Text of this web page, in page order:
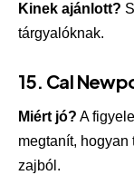
Kinek ajánlott?
tárgyalóknak.
15. Cal
Miért jó? A
megtanít,
zajból.